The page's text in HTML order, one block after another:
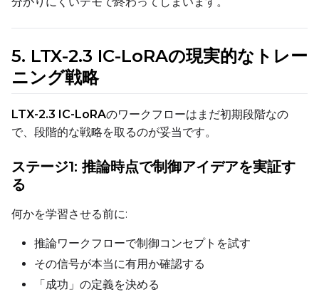
Seed
Prompt
Height
5. LTX-2.3 IC-LoRAの現実的なトレー
ニング戦略
LTX-2.3 IC-LoRAのワークフローはまだ初期段階なの
で、段階的な戦略を取るのが妥当です。
ステージ1: 推論時点で制御アイデアを実証す
る
何かを学習させる前に:
推論ワークフローで制御コンセプトを試す
その信号が本当に有用か確認する
「成功」の定義を決める